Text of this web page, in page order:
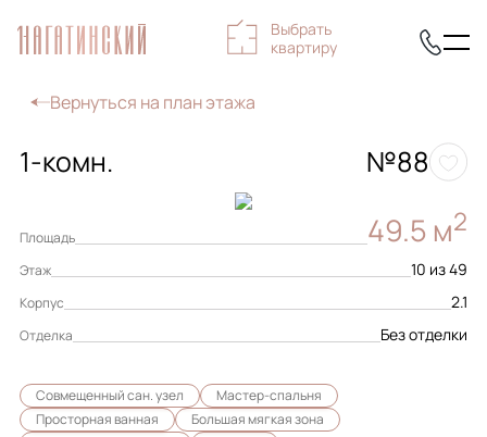
Выбрать
квартиру
Вернуться на план этажа
Площадь 49.5 м2
Этаж 10 из 49
Корпус 2.1
Отделка Без отделки
Совмещенный сан. узел
Мастер-спальня
Просторная ванная
Большая мягкая зона
1-комн. №88